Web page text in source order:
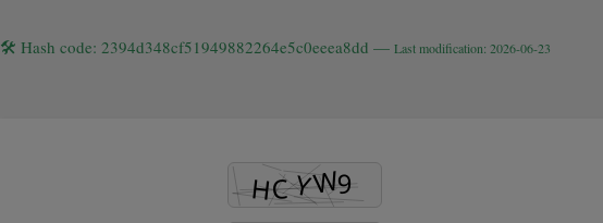
🛠 Hash code: 2394d348cf51949882264e5c0eeea8dd — Last modification: 2026-06-23